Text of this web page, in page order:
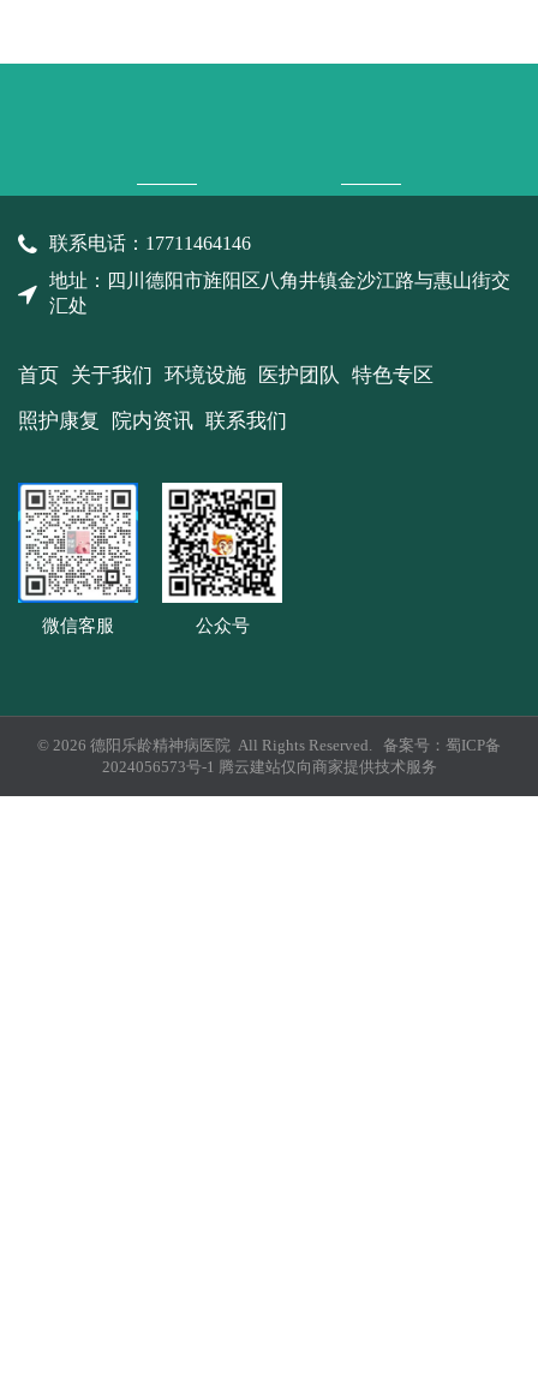
联系电话：17711464146
地址：四川德阳市旌阳区八角井镇金沙江路与惠山街交
汇处
首页 关于我们 环境设施 医护团队
特色专区
照护康复
院内资讯 联系我们
微信客服 公众号
© 2026 德阳乐龄精神病医院 All Rights Reserved. 备案号： 蜀ICP备
2024056573号-1 腾云建站仅向商家提供技术服务